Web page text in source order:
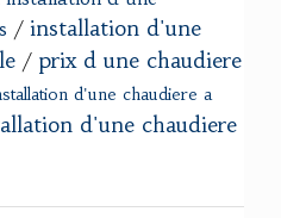
/ installation d'une
/ prix d une chaudiere
d'une chaudiere a
d'une chaudiere